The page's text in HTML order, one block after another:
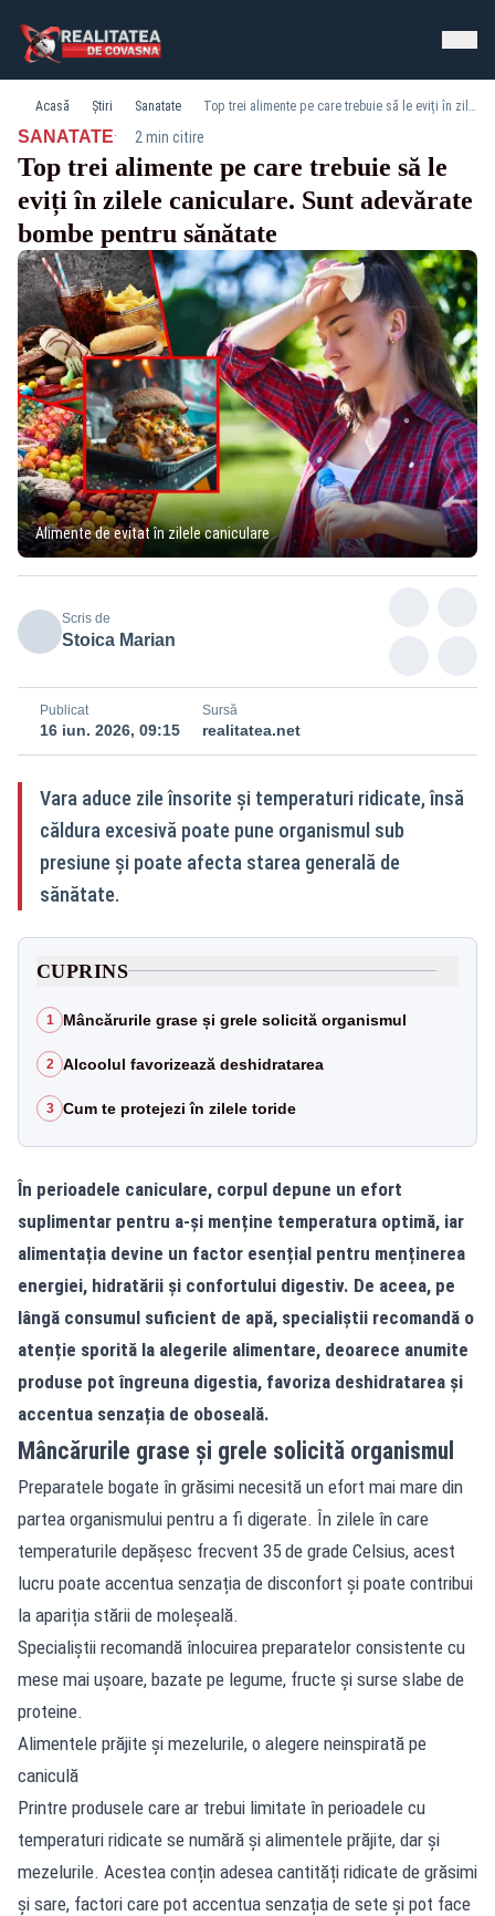
Acasă Știri Sanatate Top trei alimente pe care trebuie să le eviți în zilele caniculare. Sunt adevărate bombe pentru sănătate
SANATATE· 2 min citire
Top trei alimente pe care trebuie să le
eviți în zilele caniculare. Sunt adevărate
bombe pentru sănătate
Alimente de evitat în zilele caniculare
Scris de
Stoica Marian
Publicat
16 iun. 2026, 09:15
Sursă
realitatea.net
Vara aduce zile însorite și temperaturi ridicate, însă
căldura excesivă poate pune organismul sub
presiune și poate afecta starea generală de
sănătate.
CUPRINS
1 Mâncărurile grase și grele solicită organismul
2 Alcoolul favorizează deshidratarea
3 Cum te protejezi în zilele toride
În perioadele caniculare, corpul depune un efort
suplimentar pentru a-și menține temperatura optimă, iar
alimentația devine un factor esențial pentru menținerea
energiei, hidratării și confortului digestiv. De aceea, pe
lângă consumul suficient de apă, specialiștii recomandă o
atenție sporită la alegerile alimentare, deoarece anumite
produse pot îngreuna digestia, favoriza deshidratarea și
accentua senzația de oboseală.
Mâncărurile grase și grele solicită organismul
Preparatele bogate în grăsimi necesită un efort mai mare din
partea organismului pentru a fi digerate. În zilele în care
temperaturile depășesc frecvent 35 de grade Celsius, acest
lucru poate accentua senzația de disconfort și poate contribui
la apariția stării de moleșeală.
Specialiștii recomandă înlocuirea preparatelor consistente cu
mese mai ușoare, bazate pe legume, fructe și surse slabe de
proteine.
Alimentele prăjite și mezelurile, o alegere neinspirată pe
caniculă
Printre produsele care ar trebui limitate în perioadele cu
temperaturi ridicate se numără și alimentele prăjite, dar și
mezelurile. Acestea conțin adesea cantități ridicate de grăsimi
și sare, factori care pot accentua senzația de sete și pot face